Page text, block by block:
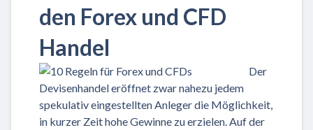
den Forex und CFD
Handel
Der
Devisenhandel eröffnet zwar nahezu jedem
spekulativ eingestellten Anleger die Möglichkeit,
in kurzer Zeit hohe Gewinne zu erzielen. Auf der